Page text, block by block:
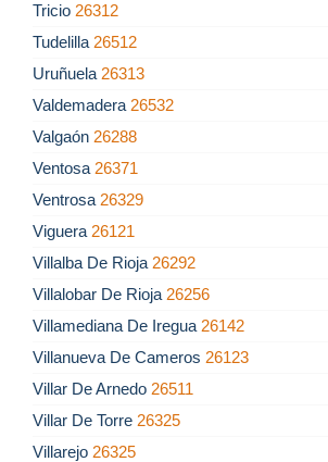
Tricio 26312
Tudelilla 26512
Uruñuela 26313
Valdemadera 26532
Valgaón 26288
Ventosa 26371
Ventrosa 26329
Viguera 26121
Villalba De Rioja 26292
Villalobar De Rioja 26256
Villamediana De Iregua 26142
Villanueva De Cameros 26123
Villar De Arnedo 26511
Villar De Torre 26325
Villarejo 26325